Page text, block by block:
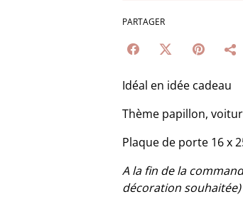
PARTAGER
Idéal en idée cadeau
Thème papillon,
Plaque de porte 16 x
A la fin de la
décoration souhaitée)